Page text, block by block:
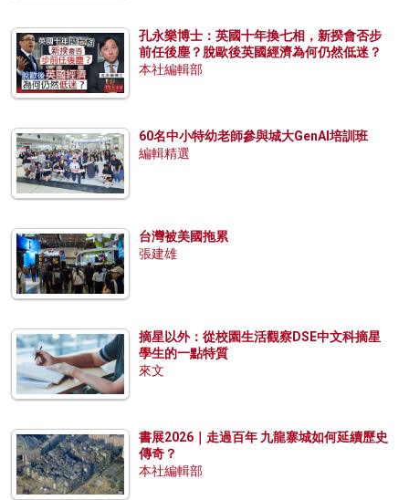
孔永樂博士：英國十年換七相，新揆會否步
前任後塵？脫歐後英國經濟為何仍然低迷？
本社編輯部
60名中小特幼老師參與城大GenAI培訓班
編輯精選
台灣被美國拖累
張建雄
摘星以外：從校園生活觀察DSE中文科摘星
學生的一點特質
來文
書展2026｜走過百年 九龍寨城如何延續歷史
傳奇？
本社編輯部